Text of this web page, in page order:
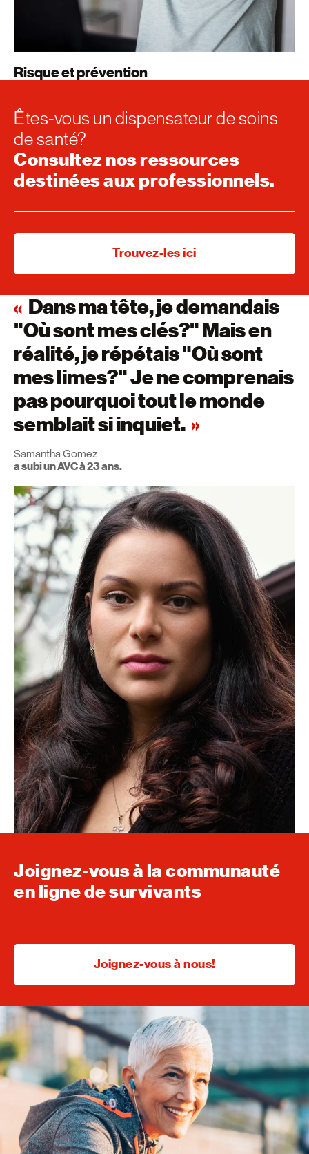
Risque et prévention
Êtes-vous un dispensateur de soins
de santé?
Consultez nos ressources
destinées aux professionnels.
Trouvez-les ici
Dans ma tête, je demandais
"Où sont mes clés?" Mais en
réalité, je répétais "Où sont
mes limes?" Je ne comprenais
pas pourquoi tout le monde
semblait si inquiet.
Samantha Gomez
a subi un AVC à 23 ans.
Joignez-vous à la communauté
en ligne de survivants
Joignez-vous à nous!